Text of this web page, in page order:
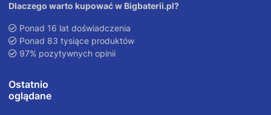
Dlaczego warto kupować w Bigbaterii.pl?
Ponad 16 lat doświadczenia
Ponad 83 tysiące produktów
97% pozytywnych opinii
Ostatnio
oglądane